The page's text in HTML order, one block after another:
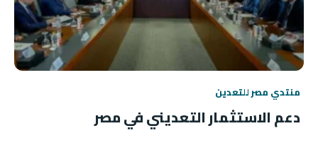
منتدي مصر للتعدين
دعم الاستثمار التعديني في مصر